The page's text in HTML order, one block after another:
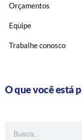
Orçamentos
Equipe
Trabalhe conosco
O que você está